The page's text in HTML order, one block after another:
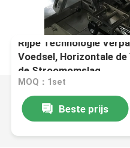
Rijpe Technologie
Voedsel, Horizontale
de Stroomomslag
MOQ：1set
Beste prijs